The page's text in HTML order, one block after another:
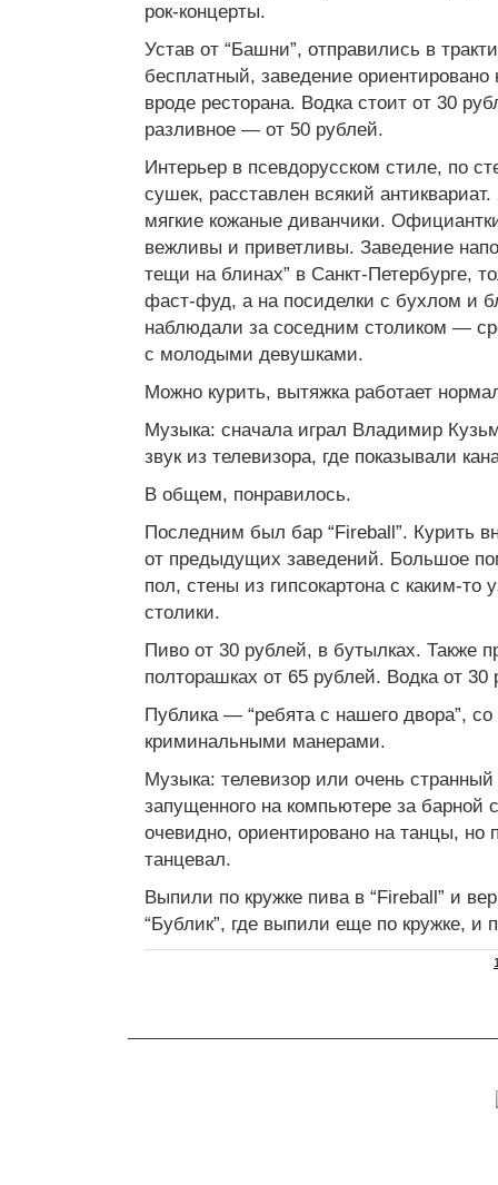
рок-концерты.
Устав от “Башни”, отправились в
бесплатный, заведение ориентировано
вроде ресторана. Водка стоит от 30
разливное — от 50 рублей.
Интерьер в псевдорусском стиле, по
сушек, расставлен всякий
мягкие кожаные диванчики.
вежливы и приветливы. Заведение
тещи на блинах” в Санкт-Петербурге,
фаст-фуд, а на посиделки с бухлом и
наблюдали за соседним столиком —
с молодыми девушками.
Можно курить, вытяжка работает
Музыка: сначала играл Владимир
звук из телевизора, где показывали
В общем, понравилось.
Последним был бар “Fireball”. Курить
от предыдущих заведений. Большое
пол, стены из гипсокартона с каким-то
столики.
Пиво от 30 рублей, в бутылках. Также
полторашках от 65 рублей. Водка от 30
Публика — “ребята с нашего двора”,
криминальными манерами.
Музыка: телевизор или очень
запущенного на компьютере за барной
очевидно, ориентировано на танцы, но
танцевал.
Выпили по кружке пива в “Fireball” и
“Бублик”, где выпили еще по кружке, и